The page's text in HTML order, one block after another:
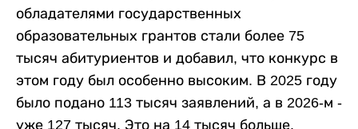
обладателями государственных
образовательных грантов стали более 75
тысяч абитуриентов и добавил, что конкурс в
этом году был особенно высоким. В 2025 году
было подано 113 тысяч заявлений, а в 2026-м -
уже 127 тысяч. Это на 14 тысяч больше.